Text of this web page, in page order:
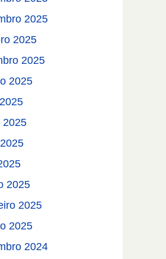
2025
2025
2025
2025
2025
2025
2025
2025
2024